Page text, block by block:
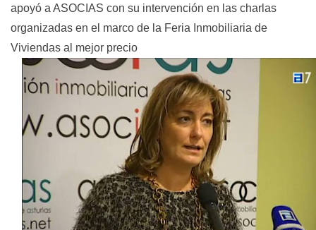
apoyó a ASOCIAS con su intervención en las charlas
organizadas en el marco de la Feria Inmobiliaria de
Viviendas al mejor precio